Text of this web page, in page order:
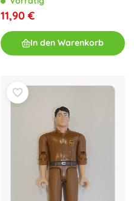
11,90 €
In den Warenkorb